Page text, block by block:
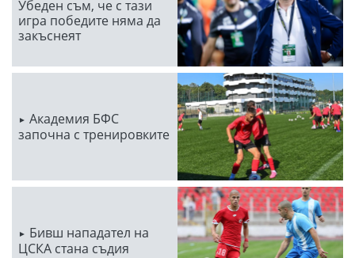
Убеден съм, че с тази
игра победите няма да
закъснеят
Академия БФС
започна с тренировките
Бивш нападател на
ЦСКА стана съдия